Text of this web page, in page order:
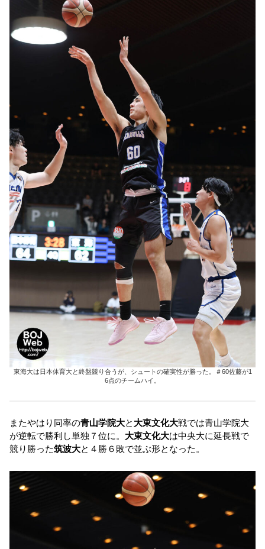
東海大は日本体育大と終盤競り合うが、シュートの確実性が勝った。＃60佐藤が1
6点のチームハイ。
またやはり同率の青山学院大と 大東文化大戦では青山学院大
が逆転で勝利し単独７位に。 大東文化大は中央大に延長戦で
競り勝った筑波大と４勝６敗で並ぶ形となった。